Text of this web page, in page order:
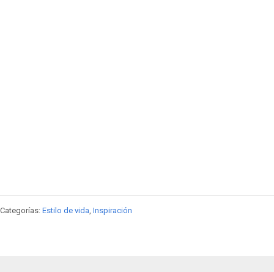
Categorías: Estilo de vida Inspiración